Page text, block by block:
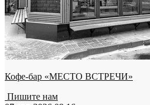
Кофе-бар «МЕСТО ВСТРЕЧИ»
Пишите нам